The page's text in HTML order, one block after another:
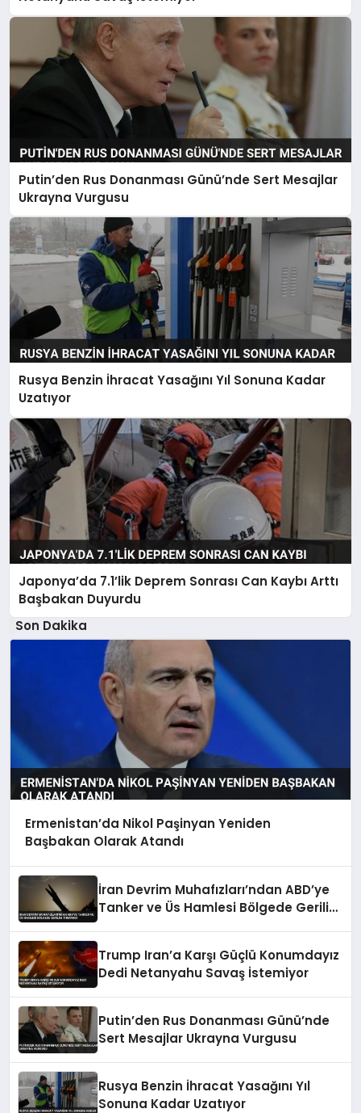
Putin’den Rus Donanması Günü’nde Sert Mesajlar
Ukrayna Vurgusu
Rusya Benzin İhracat Yasağını Yıl Sonuna Kadar
Uzatıyor
Japonya’da 7.1’lik Deprem Sonrası Can Kaybı Arttı
Başbakan Duyurdu
Son Dakika
Ermenistan’da Nikol Paşinyan Yeniden
Başbakan Olarak Atandı
İran Devrim Muhafızları’ndan ABD’ye
Tanker ve Üs Hamlesi Bölgede Gerilim
Trump Iran’a Karşı Güçlü Konumdayız
Dedi Netanyahu Savaş İstemiyor
Putin’den Rus Donanması Günü’nde
Sert Mesajlar Ukrayna Vurgusu
Rusya Benzin İhracat Yasağını Yıl
Sonuna Kadar Uzatıyor